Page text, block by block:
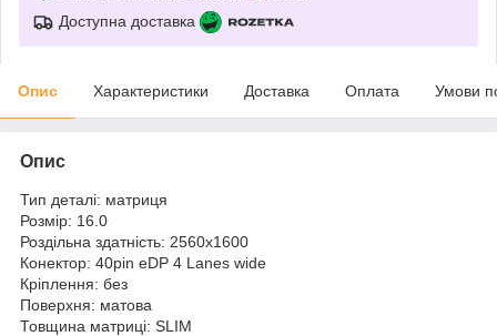
Доступна доставка
Опис Характеристики Доставка Оплата Умови
Опис
Тип деталі: матриця
Розмір: 16.0
Роздільна здатність: 2560x1600
Конектор: 40pin eDP 4 Lanes wide
Кріплення: без
Поверхня: матова
Товщина матриці: SLIM